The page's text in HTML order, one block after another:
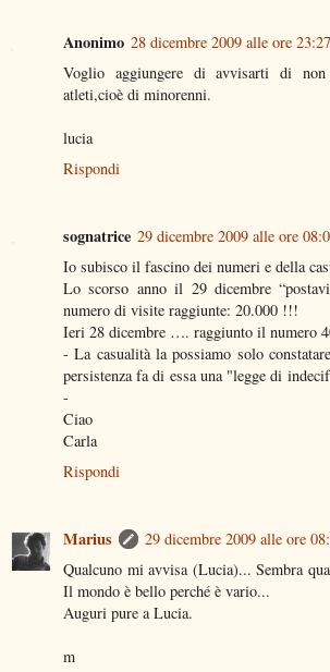
Anonimo 28 dicembre 2009 alle ore 23:27
Voglio aggiungere di avvisarti di
atleti,cioè di minorenni.
lucia
Rispondi
sognatrice 29 dicembre 2009 alle ore
Io subisco il fascino dei numeri e della
Lo scorso anno il 29 dicembre
numero di visite raggiunte: 20.000 !!!
Ieri 28 dicembre …. raggiunto il numero
- La casualità la possiamo solo
persistenza fa di essa una "legge di
-
Ciao
Carla
Rispondi
Marius
29 dicembre 2009 alle ore
Qualcuno mi avvisa (Lucia)... Sembra
Il mondo è bello perché è vario...
Auguri pure a Lucia.
m